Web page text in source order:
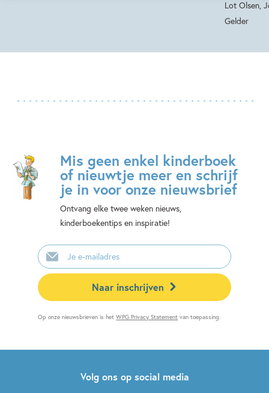
Lot Olsen,
Gelder
Mis geen enkel kinderboek
of nieuwtje meer en schrijf
je in voor onze nieuwsbrief
Ontvang elke twee weken nieuws,
kinderboekentips en inspiratie!
E-
mailadres
Naar inschrijven
Op onze nieuwsbrieven is hetWPG Privacy Statement van toepassing.
Volg ons op social media